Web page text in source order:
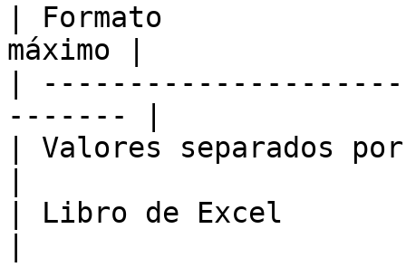
| Formato
máximo |
|
------- |
| Valores separados
| Libro de Excel